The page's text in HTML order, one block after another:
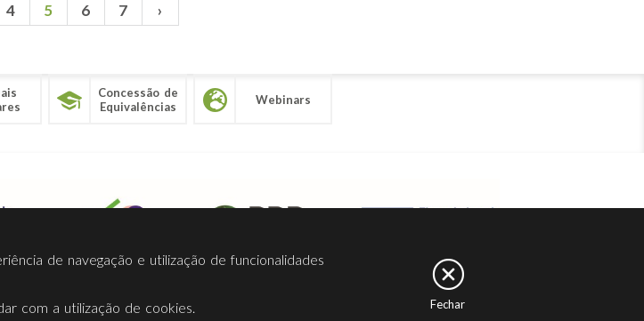
4 5 6 7 ›
Concessão de
Equivalências
Webinars
Ligações Facebook
de navegação e utilização de funcionalidades
com a utilização de cookies.
Fechar